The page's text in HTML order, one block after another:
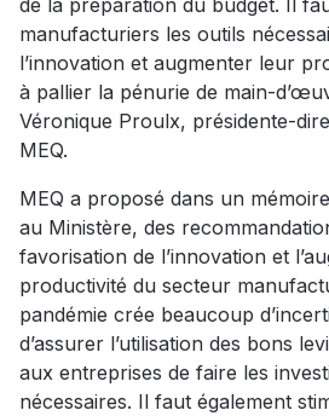
manufacturiers les outils
l’innovation et augmenter leur
à pallier la pénurie de main-
Véronique Proulx, présidente-
MEQ.
MEQ a proposé dans un
au Ministère, des
favorisation de l’innovation et
productivité du secteur
pandémie crée beaucoup
d’assurer l’utilisation des bons
aux entreprises de faire les
nécessaires. Il faut également